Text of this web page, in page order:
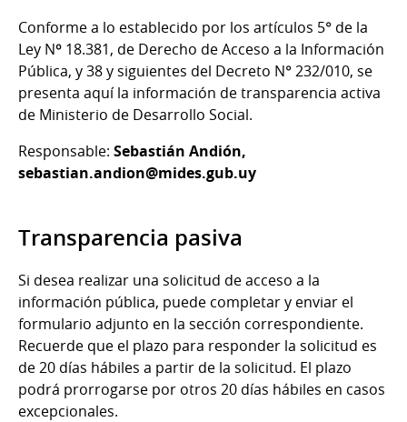
Conforme a lo establecido por los artículos 5° de la
Ley Nº 18.381, de Derecho de Acceso a la Información
Pública, y 38 y siguientes del Decreto N° 232/010, se
presenta aquí la información de transparencia activa
de Ministerio de Desarrollo Social.
Responsable: Sebastián Andión,
sebastian.andion@mides.gub.uy
Transparencia pasiva
Si desea realizar una solicitud de acceso a la
información pública, puede completar y enviar el
formulario adjunto en la sección correspondiente.
Recuerde que el plazo para responder la solicitud es
de 20 días hábiles a partir de la solicitud. El plazo
podrá prorrogarse por otros 20 días hábiles en casos
excepcionales.